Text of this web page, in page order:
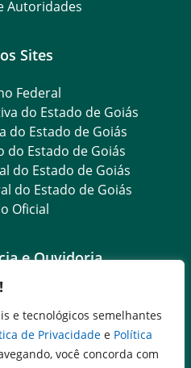
e tecnológicos semelhantes
de Privacidade e Política
você concorda com
Autoridades
Sites
Federal
do Estado de Goiás
do Estado de Goiás
do Estado de Goiás
do Estado de Goiás
do Estado de Goiás
Oficial
e Ouvidoria
Goiás
ao Cidadão